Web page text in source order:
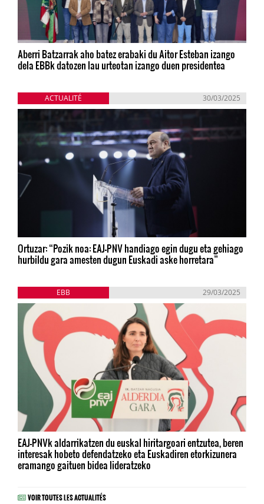
Aberri Batzarrak aho batez erabaki du Aitor Esteban izango
dela EBBk datozen lau urteotan izango duen presidentea
ACTUALITÉ 30/03/2025
Ortuzar: “Pozik noa: EAJ-PNV handiago egin dugu eta gehiago
hurbildu gara amesten dugun Euskadi aske horretara”
EBB 29/03/2025
EAJ-PNVk aldarrikatzen du euskal hiritargoari entzutea, beren
interesak hobeto defendatzeko eta Euskadiren etorkizunera
eramango gaituen bidea lideratzeko
VOIR TOUTES LES ACTUALITÉS